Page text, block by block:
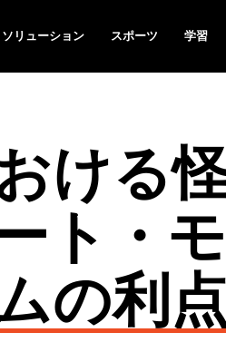
ソリューション スポーツ 学習
ける
ト・
の利点